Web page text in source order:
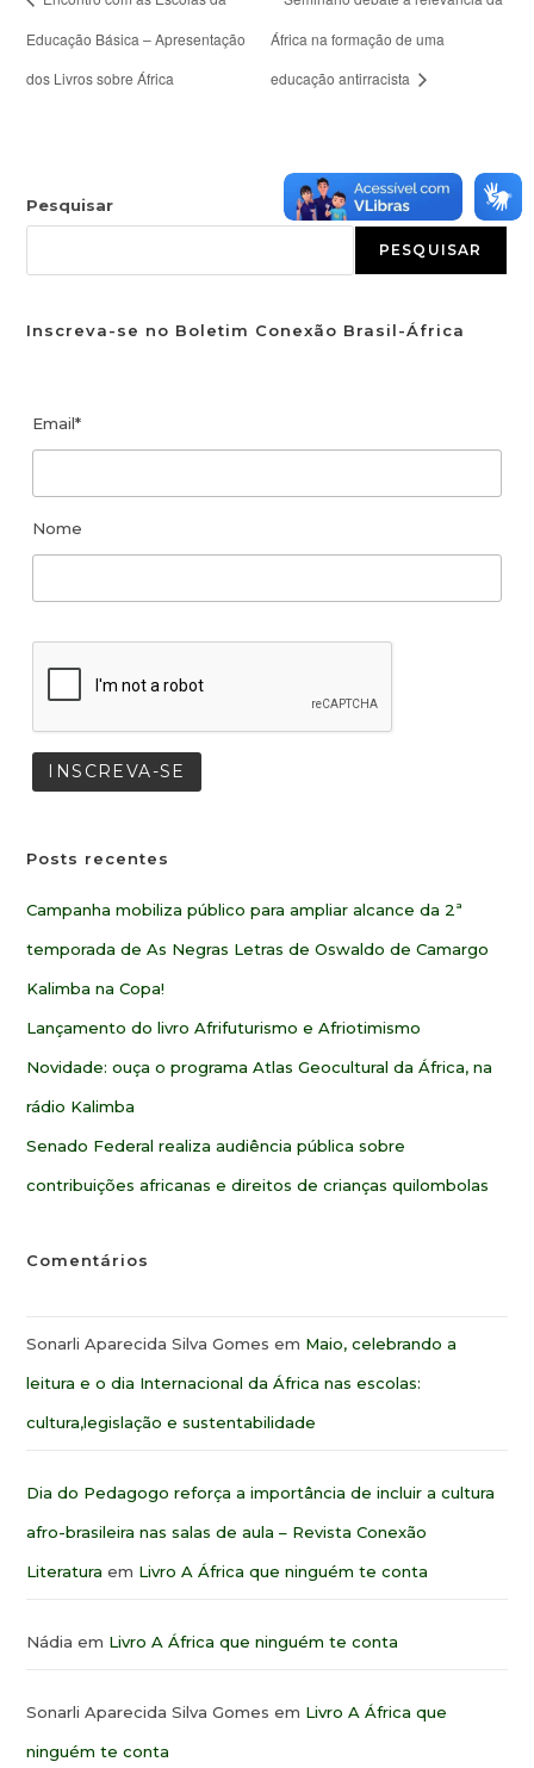
Educação Básica – Apresentação
dos Livros sobre África
África na formação de uma
educação antirracista
Pesquisar
PESQUISAR
Inscreva-se no Boletim Conexão Brasil-África
Email*
Nome
Posts recentes
Campanha mobiliza público para ampliar alcance da 2ª
temporada de As Negras Letras de Oswaldo de Camargo
Kalimba na Copa!
Lançamento do livro Afrifuturismo e Afriotimismo
Novidade: ouça o programa Atlas Geocultural da África, na
rádio Kalimba
Senado Federal realiza audiência pública sobre
contribuições africanas e direitos de crianças quilombolas
Comentários
Sonarli Aparecida Silva Gomes em Maio, celebrando a
leitura e o dia Internacional da África nas escolas:
cultura,legislação e sustentabilidade
Dia do Pedagogo reforça a importância de incluir a cultura
afro-brasileira nas salas de aula – Revista Conexão
Literatura em Livro A África que ninguém te conta
Nádia em Livro A África que ninguém te conta
Sonarli Aparecida Silva Gomes em Livro A África que
ninguém te conta